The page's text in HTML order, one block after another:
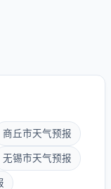
商丘市天气预报
无锡市天气预报